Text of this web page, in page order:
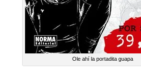
Ole ahí la portadita guapa